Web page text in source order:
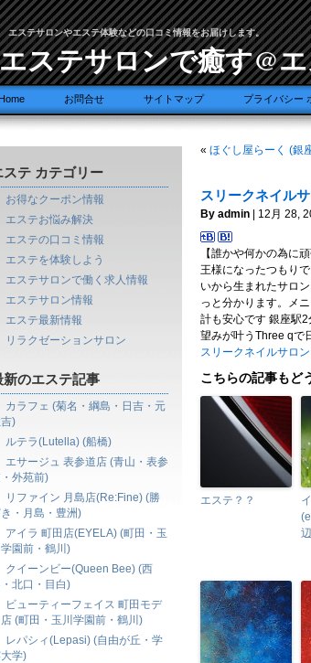
エステサロンやエステ体験などの口コミ情報をお届けします。
エステサロンで癒す@
Home お問合せ サイトマップ プライバシー
ステ カテゴリー
お得なクーポン情報
エステお悩み解決
エステの口コミ情報
エステを体験しよう
エステサロンで働く求人情報
エステサロン情報
エステ最新情報
リラクゼーションサロン
新のエステ記事
カラフェ (菊名・綱島・日吉・元
)
ルテラ(Lutella) (船橋)
エサージュ 表参道店 (青山・表参
外苑前)
リファイン 月島店(Re:Fine) (勝
き・月島・豊洲)
アイラ 町田店(EYELA) (町田・玉
学園前・鶴川)
クイーンビー(Queen Bee) (西
北口・目白)
ビューティーフェイス 町田モデ
店 (町田・玉川学園前・鶴川)
レパシィ(Lepasi) (自由が丘・学
学)
« ほぐし屋らーく (銀
スリークネイル
By admin | 12月 28,
【誰かや何かの為に
王様になったつもり
いから生まれたサロ
っと分かります。メ
計も安心です 銀座駅
望みが叶うThree qで
スリークネイルサロ
こちらの記事もど
エステ？？